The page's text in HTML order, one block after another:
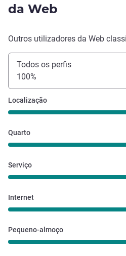
da Web
Outros utilizadores da Web
Todos os perfis
100%
Localização
Quarto
Serviço
Internet
Pequeno-almoço